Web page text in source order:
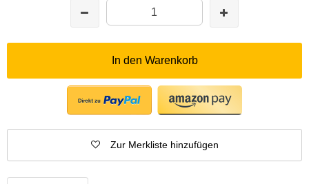
In den Warenkorb
Zur Merkliste hinzufügen